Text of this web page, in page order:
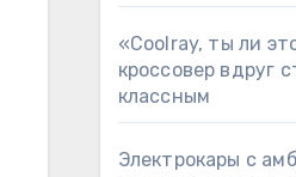
«Coolray, ты ли
кроссовер вдруг
классным
Электрокары с